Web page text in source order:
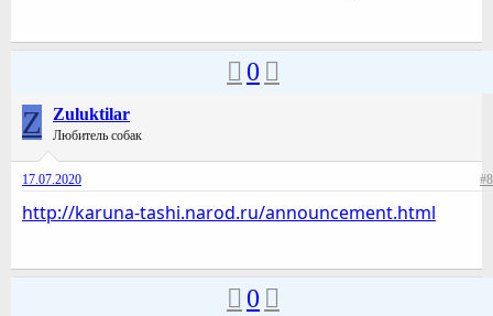
0
Z Zuluktilar
Любитель собак
17.07.2020 #8
http://karuna-tashi.narod.ru/announcement.html
0